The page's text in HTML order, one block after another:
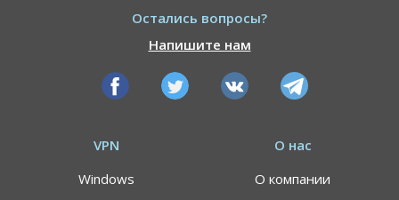
Остались вопросы?
Напишите нам
VPN
Windows
О нас
О компании